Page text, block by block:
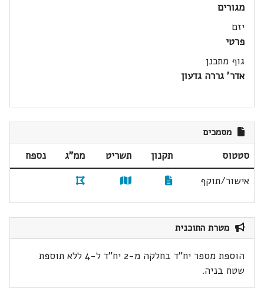
מגורים
יזם
פרטי
גוף מתכנן
אדר' גררה גדעון
מסמכים
סטטוס תקנון תשריט ממ"ג
נספח
אישור/תוקף
מטרת התוכנית
הוספת מספר יח"ד בחלקה מ-2 יח"ד ל-4 ללא תוספת
שטח בניה.